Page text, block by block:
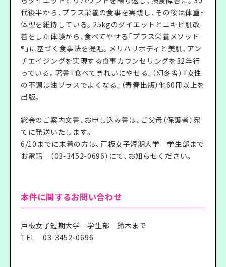
代後半から、プラス栄養の食事を実践し、その後は体重・
体型を維持している。25kgのダイエットとニキビ肌改
善をした体験から、食べてやせる「プラス栄養メソッド
®」に基づく食事法を提唱。メリハリボディと美肌、アン
チエイジングを実現する食事カウンセリングを32年行
っている。著書『食べてきれいにやせる』（幻冬舎）『女性
の不調は油プラスでよくなる』（青春出版）他60冊以上を
出版。
総会のご案内文書、お申し込み書は、ご父母（保護者）宛
てに発送いたします。
6/10までに未着の方は、戸板女子短期大学 学生部まで
お電話 （03-3452-0696）にて、お知らせください。
本件に関するお問い合わせ
戸板女子短期大学 学生部 鈴木まで
TEL 03-3452-0696